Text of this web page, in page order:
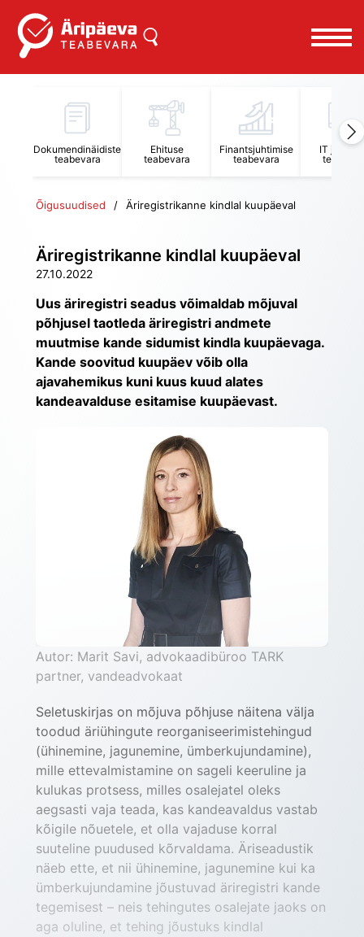
Dokumendinäidiste
teabevara
Ehituse
teabevara
Finantsjuhtimise
teabevara
IT
Õigusuudised Äriregistrikanne kindlal kuupäeval
Äriregistrikanne kindlal kuupäeval
27.10.2022
Uus äriregistri seadus võimaldab mõjuval
põhjusel taotleda äriregistri andmete
muutmise kande sidumist kindla kuupäevaga.
Kande soovitud kuupäev võib olla
ajavahemikus kuni kuus kuud alates
kandeavalduse esitamise kuupäevast.
Autor: Marit Savi, advokaadibüroo TARK
partner, vandeadvokaat
Seletuskirjas on mõjuva põhjuse näitena välja
toodud äriühingute reorganiseerimistehingud
(ühinemine, jagunemine, ümberkujundamine),
mille ettevalmistamine on sageli keeruline ja
kulukas protsess, milles osalejatel oleks
aegsasti vaja teada, kas kandeavaldus vastab
kõigile nõuetele, et olla vajaduse korral
suuteline puudused kõrvaldama. Äriseadustik
näeb ette, et nii ühinemine, jagunemine kui ka
ümberkujundamine jõustuvad äriregistri kande
tegemisest – neis tehingutes osalejate jaoks on
aga oluline, et tehing jõustuks kindlal